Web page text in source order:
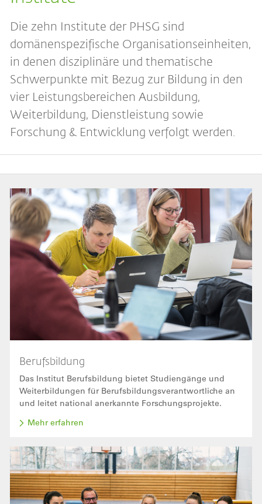
Die zehn Institute der PHSG sind
domänenspezifische Organisationseinheiten,
in denen disziplinäre und thematische
Schwerpunkte mit Bezug zur Bildung in den
vier Leistungsbereichen Ausbildung,
Weiterbildung, Dienstleistung sowie
Forschung & Entwicklung verfolgt werden.
Bild
Berufsbildung
Das Institut Berufsbildung bietet Studiengänge und
Weiterbildungen für Berufsbildungsverantwortliche an
und leitet national anerkannte Forschungsprojekte.
Mehr erfahren
Bild